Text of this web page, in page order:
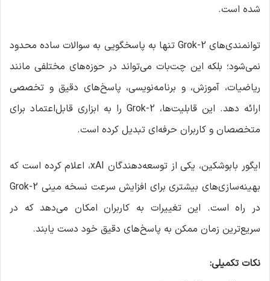
شده است.
توانمندی‌های Grok-2 تنها به پاسخگویی به سوالات ساده محدود
نمی‌شود؛ بلکه این چت‌بات می‌تواند در حوزه‌های مختلفی مانند
ریاضیات، آموزش، و برنامه‌نویسی، پاسخ‌های دقیق و تخصصی
ارائه دهد. این قابلیت‌ها، Grok-2 را به ابزاری قابل‌اعتماد برای
متخصصان و کاربران حرفه‌ای تبدیل کرده است.
ایگور بابوشکین، یکی از توسعه‌دهندگان xAI، اعلام کرده است که
بهینه‌سازی‌های بیشتری برای افزایش سرعت نسخه مینی Grok-2
در راه است. این تغییرات به کاربران امکان می‌دهد که در
سریع‌ترین زمان ممکن به پاسخ‌های دقیق خود دست یابند.
نکات تکمیلی: